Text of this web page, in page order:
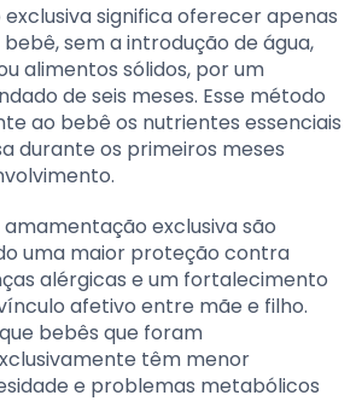
significa oferecer apenas
sem a introdução de água,
alimentos sólidos, por um
de seis meses. Esse método
ao bebê os nutrientes essenciais
durante os primeiros meses
exclusiva são
uma maior proteção contra
alérgicas e um fortalecimento
afetivo entre mãe e filho.
bebês que foram
têm menor
e problemas metabólicos